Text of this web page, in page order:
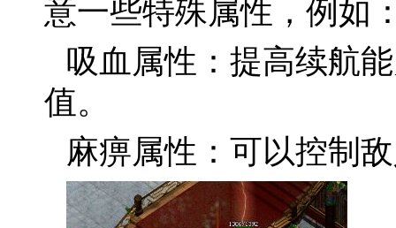
意一些特殊属性，例如
吸血属性：提高续航
值。
麻痹属性：可以控制